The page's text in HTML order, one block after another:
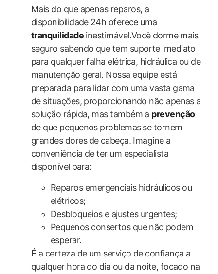
Mais do que apenas reparos, a
disponibilidade⁢ 24h ‌oferece uma
tranquilidadeinestimável.Você⁣ dorme mais
seguro sabendo que tem suporte imediato
para qualquer falha elétrica, hidráulica ou de
manutenção geral. Nossa ​equipe está
preparada para lidar com uma​ vasta gama
de situações, proporcionando não apenas⁤ a‍
solução rápida, mas também a prevenção
‍de ‌que pequenos problemas ⁣se tornem
grandes dores⁢ de⁤ cabeça. Imagine ⁣a
conveniência ​de ter um especialista
disponível ⁢para:
Reparos emergenciais hidráulicos ou
elétricos;
Desbloqueios e ajustes urgentes;
Pequenos consertos que ⁣não podem
esperar.
É a certeza de um serviço de confiança a
qualquer hora do dia ou da noite, focado na